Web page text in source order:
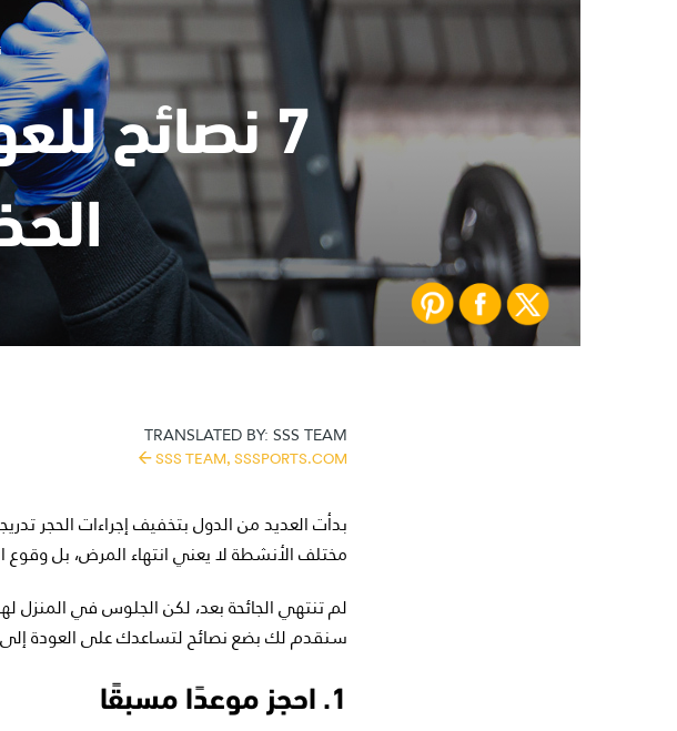
7 نصائح
TRANSLATED BY:SSS TEAM
SSS TEAM, SSSPORTS.COM
بدأت العديد من الدول بتخفيف إجراءات الحجر
مختلف الأنشطة لا يعني انتهاء المرض، بل
لم تنتهي الجائحة بعد، لكن الجلوس في المنزل
سنقدم لك بضع نصائح لتساعدك على العودة
1. احجز موعدًا مسبقًا